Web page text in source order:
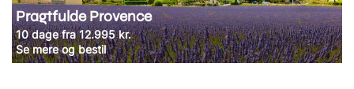
Pragtfulde Provence
10 dage fra 12.995 kr.
Se mere og bestil